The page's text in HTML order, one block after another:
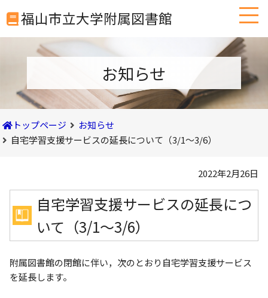
へ
移
動
福山市立大学附属図書館
お知らせ
トップページ
お知らせ
自宅学習支援サービスの延長について（3/1～3/6）
2022年2月26日
自宅学習支援サービスの延長につ
いて（3/1～3/6）
附属図書館の閉館に伴い，次のとおり自宅学習支援サービス
を延長します。